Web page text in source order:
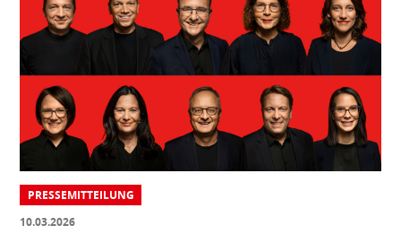
PRESSEMITTEILUNG
10.03.2026